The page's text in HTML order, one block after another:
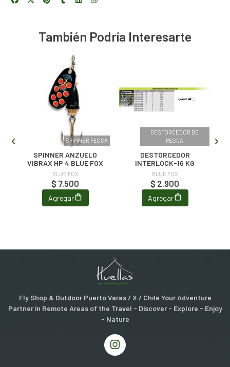
También Podría Interesarte
SPINNER PESCA
SPINNER ANZUELO
VIBRAX HP 4 BLUE FOX
BLUE FOX
$ 7.500
Agregar
DESTORCEDOR DE
PESCA
DESTORCEDOR
INTERLOCK-16 KG
BLUE FOX
$ 2.900
Agregar
Fly Shop & Outdoor Puerto Varas / X / Chile Your Adventure
Partner in Remote Areas of the Travel - Discover - Explore - Enjoy
- Nature